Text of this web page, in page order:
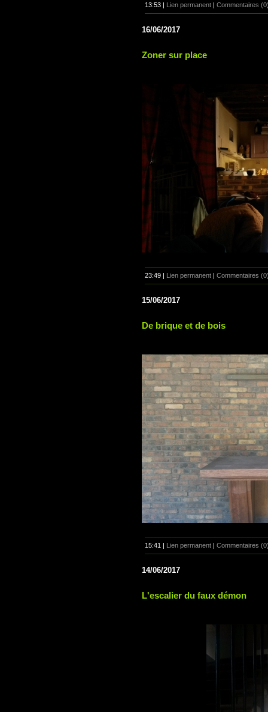
13:53 | Lien permanent | Commentaires
16/06/2017
Zoner sur place
23:49 | Lien permanent | Commentaires
15/06/2017
De brique et de bois
15:41 | Lien permanent | Commentaires
14/06/2017
L'escalier du faux démon